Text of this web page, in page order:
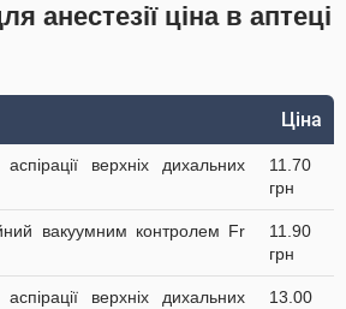
анестезії ціна в аптеці
Ціна
верхніх дихальних
11.70
грн
вакуумним контролем Fr
11.90
грн
верхніх дихальних
13.00